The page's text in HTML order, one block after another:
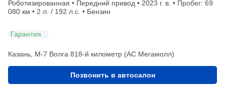
Роботизированная • Передний привод • 2023 г. в. • Пробег: 69
080 км • 2 л. / 192 л.с. • Бензин
Гарантия
Казань, М-7 Волга 818-й километр (АС Мегамолл)
Позвонить в автосалон